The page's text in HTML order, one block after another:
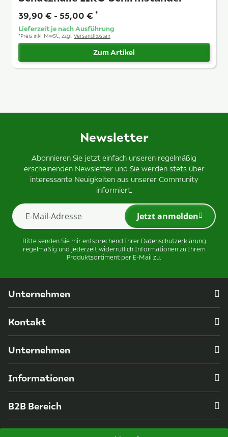
39,90 € -55,00 € *
Lieferzeit je nach Ausführung
*Preis inkl. MwSt., zzgl. Versandkosten
Zum Artikel
Newsletter
Abonnieren Sie jetzt einfach unseren regelmäßig
erscheinenden Newsletter und Sie werden stets über
interessante Neuigkeiten aus unserer Community
informiert.
Jetzt anmelden
Bitte senden Sie mir entsprechend Ihrer Datenschutzerklärung
regelmäßig und jederzeit widerruflich Informationen zu Ihrem
Produktsortiment per E-Mail zu.
Unternehmen
Kontakt
Unternehmen
Informationen
B2B Bereich